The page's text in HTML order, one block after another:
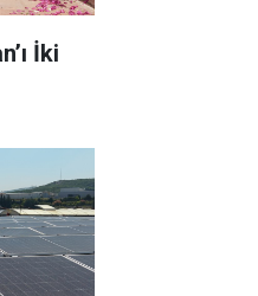
İki